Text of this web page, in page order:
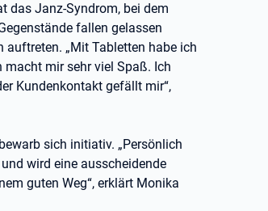
das Janz-Syndrom, bei dem
fallen gelassen
„Mit Tabletten habe ich
mir sehr viel Spaß. Ich
Kundenkontakt gefällt mir“,
sich initiativ. „Persönlich
wird eine ausscheidende
guten Weg“, erklärt Monika